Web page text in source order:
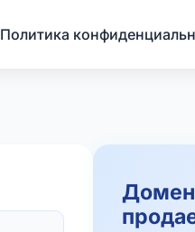
Политика
Домен